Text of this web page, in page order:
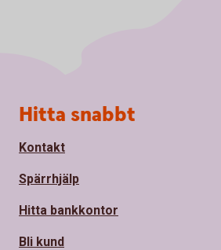
Sidfot
Hitta snabbt
Kontakt
Spärrhjälp
Hitta bankkontor
Bli kund